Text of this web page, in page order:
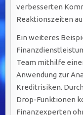
verbesserten
Reaktionszeiten
Ein weiteres
Team mithilfe
Anwendung zur
Kreditrisiken.
Drop-Funktionen
Finanzexperten